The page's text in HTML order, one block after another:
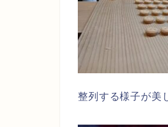
整列する様子が美